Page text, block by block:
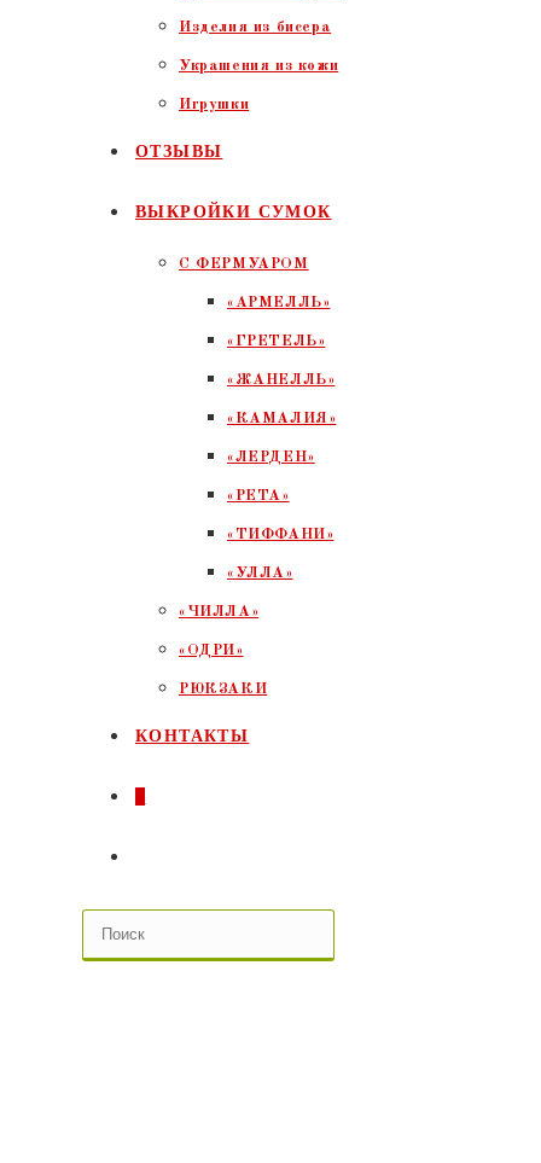
Изделия из бисера
Украшения из кожи
Игрушки
ОТЗЫВЫ
ВЫКРОЙКИ СУМОК
С ФЕРМУАРОМ
«АРМЕЛЛЬ»
«ГРЕТЕЛЬ»
«ЖАНЕЛЛЬ»
«КАМАЛИЯ»
«ЛЕРДЕН»
«РЕТА»
«ТИФФАНИ»
«УЛЛА»
«ЧИЛЛА»
«ОДРИ»
РЮКЗАКИ
КОНТАКТЫ
ПОИСК